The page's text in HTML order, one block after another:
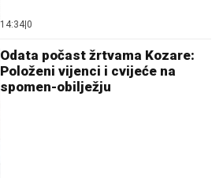
14:34|0
Odata počast žrtvama Kozare:
Položeni vijenci i cvijeće na
spomen-obilježju